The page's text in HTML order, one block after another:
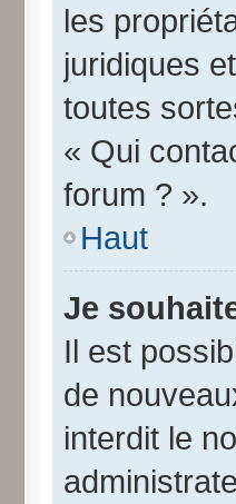
les
juridiques
toutes
« Qui
forum ? ».
Haut
Je
Il est
de
interdit le